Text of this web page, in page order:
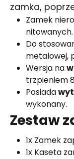
zamka,
Zamek
nitowanych.
Do
metalowej,
Wersja na
trzpieniem
Posiada
wykonany.
Zestaw
1x Zamek
1x Kaseta